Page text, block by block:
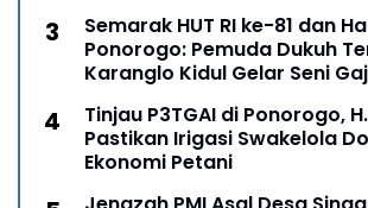
Semarak HUT RI ke-81 dan
Ponorogo: Pemuda Dukuh
Karanglo Kidul Gelar Seni
Tinjau P3TGAI di Ponorogo,
Pastikan Irigasi Swakelola
Ekonomi Petani